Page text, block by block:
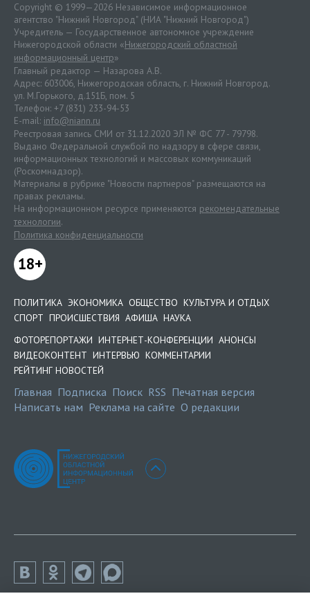
Copyright © 1999—2026 Независимое информационное
агентство "Нижний Новгород" (НИА "Нижний Новгород")
Учредитель — Государственное автономное учреждение
Нижегородской области «Нижегородский областной
информационный центр»
Главный редактор — Назарова А.В.
Адрес: 603006, Нижегородская область, г. Нижний Новгород.
ул. М.Горького, д.151Б, пом. 5
Телефон: +7 (831) 233-94-53
E-mail: info@niann.ru
Реестровая запись СМИ от 31.12.2020 ЭЛ № ФС 77 - 79798.
Выдано Федеральной службой по надзору в сфере связи,
информационных технологий и массовых коммуникаций
(Роскомнадзор).
Материалы в рубрике "Новости партнеров" размещаются на
правах рекламы.
На информационном ресурсе применяются рекомендательные
технологии.
Политика конфиденциальности
18+
ПОЛИТИКА ЭКОНОМИКА ОБЩЕСТВО КУЛЬТУРА И ОТДЫХ
СПОРТ ПРОИСШЕСТВИЯ АФИША НАУКА
ФОТОРЕПОРТАЖИ ИНТЕРНЕТ-КОНФЕРЕНЦИИ АНОНСЫ
ВИДЕОКОНТЕНТ ИНТЕРВЬЮ КОММЕНТАРИИ
РЕЙТИНГ НОВОСТЕЙ
Главная Подписка Поиск RSS Печатная версия
Написать нам Реклама на сайте О редакции